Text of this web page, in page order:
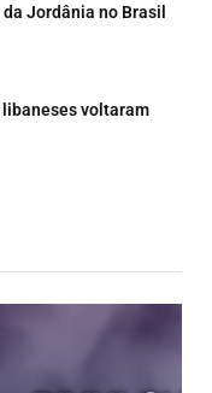
Jordânia no Brasil
libaneses voltaram